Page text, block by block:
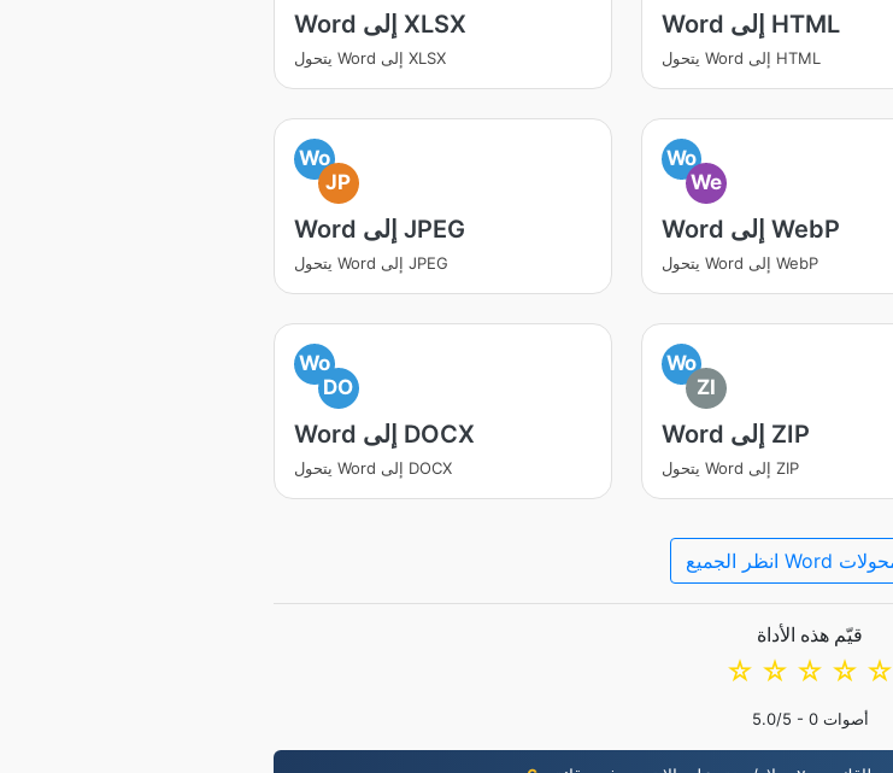
Word إلى XLSX
يتحول Word إلى XLSX
Word إلى HTML
يتحول Word إلى HTML
Wo
JP
Word إلى JPEG
يتحول Word إلى JPEG
Wo
We
Word إلى WebP
يتحول Word إلى WebP
Wo
DO
Word إلى DOCX
يتحول Word إلى DOCX
Wo
ZI
Word إلى ZIP
يتحول Word إلى ZIP
قيّم هذه الأداة
☆
☆
☆
☆
☆
5.0/5 - 0 أصوات